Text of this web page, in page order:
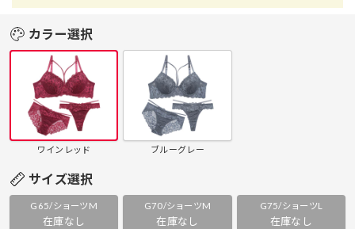
カラー選択
ワインレッド ブルーグレー
サイズ選択
G65/ショーツM
在庫なし
G70/ショーツM
在庫なし
G75/ショーツL
在庫なし